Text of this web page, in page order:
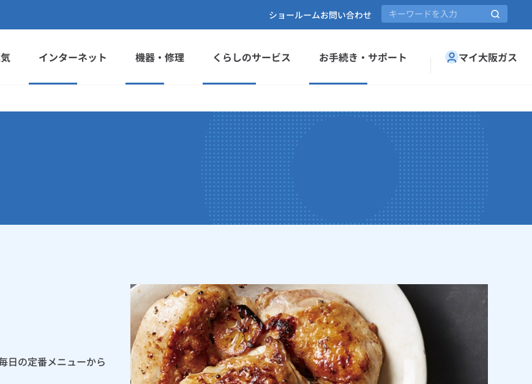
インターネット 機器・修理 くらしのサービス お手続き・サポート マイ大阪ガス
ショールームお問い合わせ
日の定番メニューから